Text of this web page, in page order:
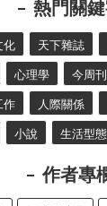
熱門關
化 天下雜誌
心理學 今周刊
作 人際關係
小說 生活型態
作者專